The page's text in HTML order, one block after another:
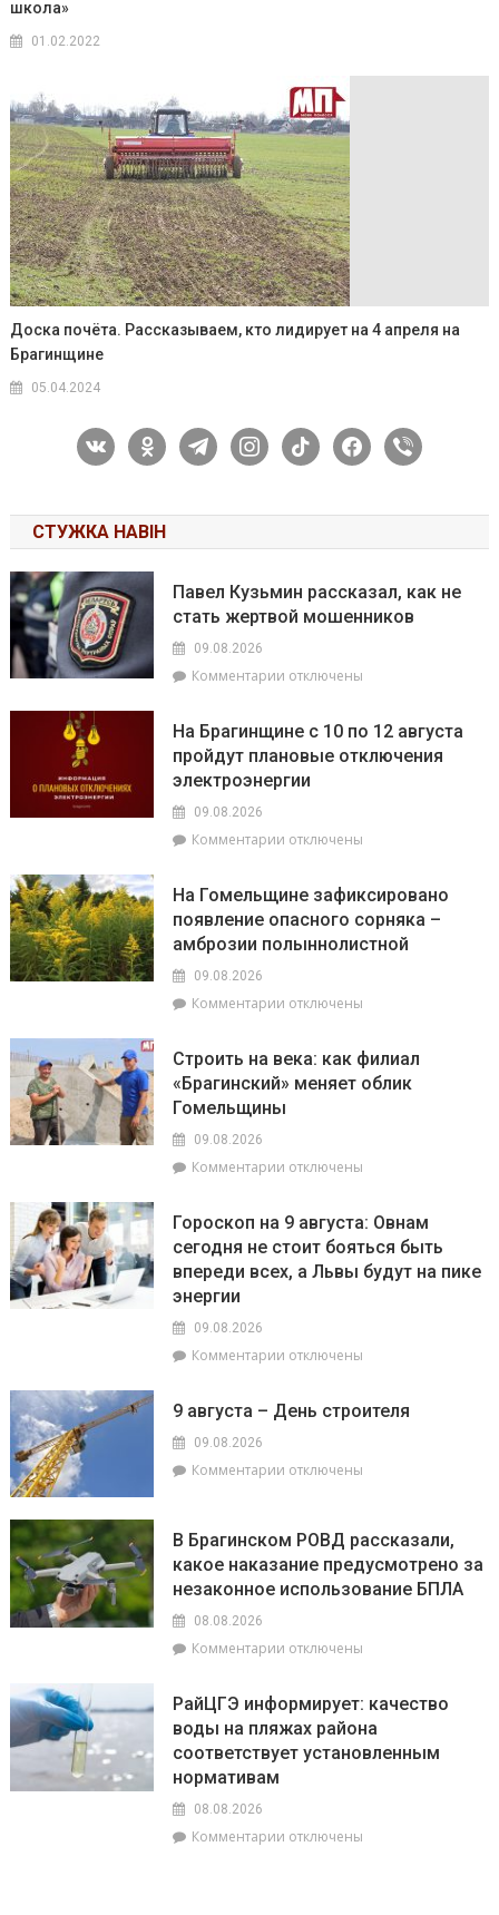
школа»
01.02.2022
Доска почёта. Рассказываем, кто лидирует на 4 апреля на
Брагинщине
05.04.2024
vkontakteodnoklassniki
telegraminstagram
tiktok facebook
viber
СТУЖКА НАВІН
Павел Кузьмин рассказал, как не
стать жертвой мошенников
09.08.2026
Комментарии к
Кузьмин
рассказал,
как
жертвой
отключены
На Брагинщине с 10 по 12 августа
пройдут плановые отключения
электроэнергии
09.08.2026
Комментарии к
Брагинщине
с
10
августа
отключения
электроэнергии
отключены
На Гомельщине зафиксировано
появление опасного сорняка –
амброзии полыннолистной
09.08.2026
Комментарии к
Гомельщине
зафиксировано
появление
–
полыннолистной
отключены
Строить на века: как филиал
«Брагинский» меняет облик
Гомельщины
09.08.2026
Комментарии к
на
века:
как
облик
отключены
Гороскоп на 9 августа: Овнам
сегодня не стоит бояться быть
впереди всех, а Львы будут на пике
энергии
09.08.2026
Комментарии к
на
Овнам
стоит
бояться
быть
а
на
пике
энергии
отключены
9 августа – День строителя
09.08.2026
Комментарии к
августа
День
строителя
отключены
В Брагинском РОВД рассказали,
какое наказание предусмотрено за
незаконное использование БПЛА
08.08.2026
Комментарии к
Брагинском
РОВД
рассказали,
за
отключены
РайЦГЭ информирует: качество
воды на пляжах района
соответствует установленным
нормативам
08.08.2026
Комментарии котключены